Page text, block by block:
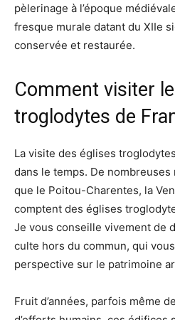
pèlerinage à l’époque
fresque murale datant du XIIe
conservée et restaurée.
Comment visiter
troglodytes de
La visite des églises
dans le temps. De
que le Poitou-Charentes, la
comptent des églises
Je vous conseille vivement de
culte hors du commun, qui
perspective sur le patrimoine
Fruit d’années, parfois même